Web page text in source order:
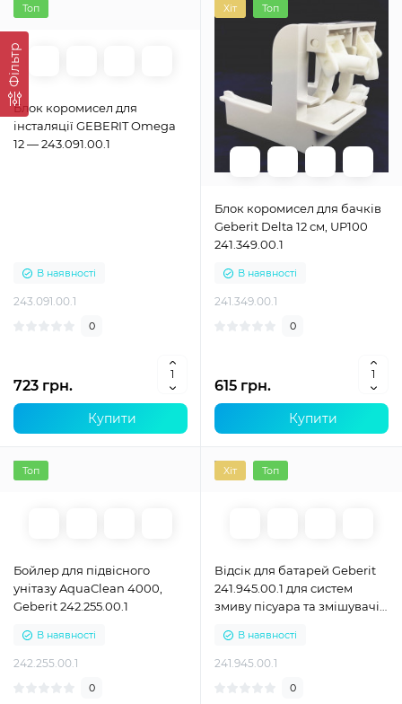
Фільтр
Топ
Блок коромисел для
інсталяції GEBERIT Omega
12 — 243.091.00.1
В наявності
243.091.00.1
0
723 грн.
Купити
Хіт Топ
Блок коромисел для бачків
Geberit Delta 12 см, UP100
241.349.00.1
В наявності
241.349.00.1
0
615 грн.
Купити
Топ
Бойлер для підвісного
унітазу AquaClean 4000,
Geberit 242.255.00.1
В наявності
242.255.00.1
0
Хіт Топ
Відсік для батарей Geberit
241.945.00.1 для систем
змиву пісуара та змішувачів
В наявності
241.945.00.1
0